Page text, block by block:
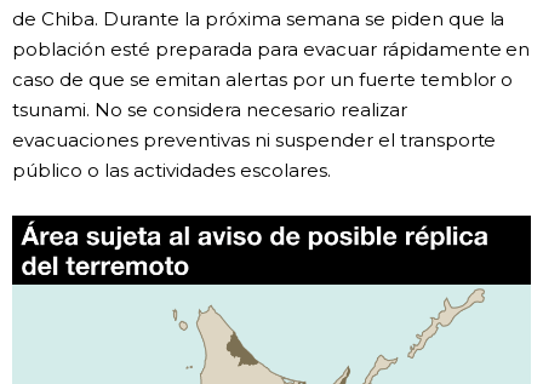
de Chiba. Durante la próxima semana se piden que la
población esté preparada para evacuar rápidamente en
caso de que se emitan alertas por un fuerte temblor o
tsunami. No se considera necesario realizar
evacuaciones preventivas ni suspender el transporte
público o las actividades escolares.